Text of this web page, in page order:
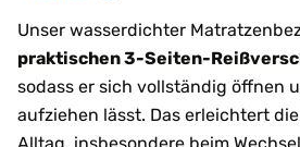
Unser wasserdichter
praktischen 3-Seiten-
sodass er sich vollständig öffnen
aufziehen lässt. Das erleichtert
Alltag, insbesondere beim